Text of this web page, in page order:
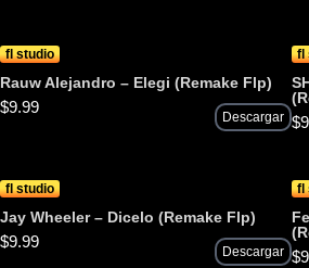
fl studio
Rauw Alejandro – Elegi (Remake Flp)
$9.99
Descargar
fl
$
fl studio
Jay Wheeler – Dicelo (Remake Flp)
$9.99
Descargar
fl
$